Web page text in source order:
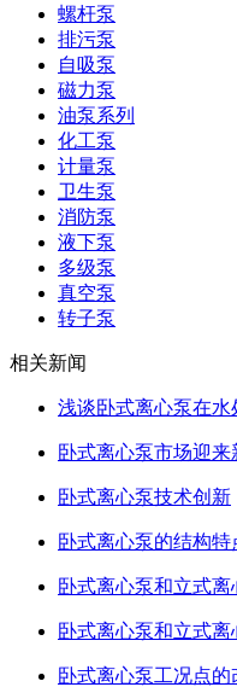
螺杆泵
排污泵
自吸泵
磁力泵
油泵系列
化工泵
计量泵
卫生泵
消防泵
液下泵
多级泵
真空泵
转子泵
相关新闻
浅谈卧式离心泵在
卧式离心泵市场迎来
卧式离心泵技术创新
卧式离心泵的结构特
卧式离心泵和立式
卧式离心泵和立式
卧式离心泵工况点